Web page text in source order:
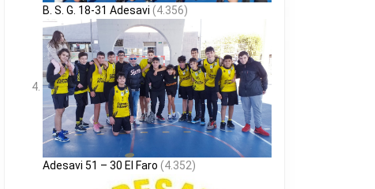
B. S. G. 18-31 Adesavi (4.356)
Adesavi 51 – 30 El Faro (4.352)